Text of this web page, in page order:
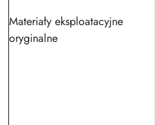
Materiały eksploatacyjne
oryginalne